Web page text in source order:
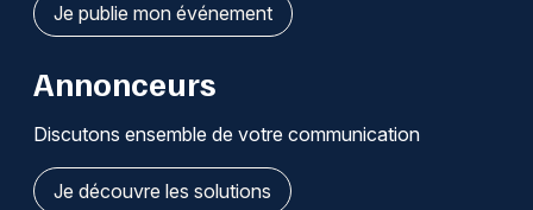
Je publie mon événement
Annonceurs
Discutons ensemble de votre communication
Je découvre les solutions